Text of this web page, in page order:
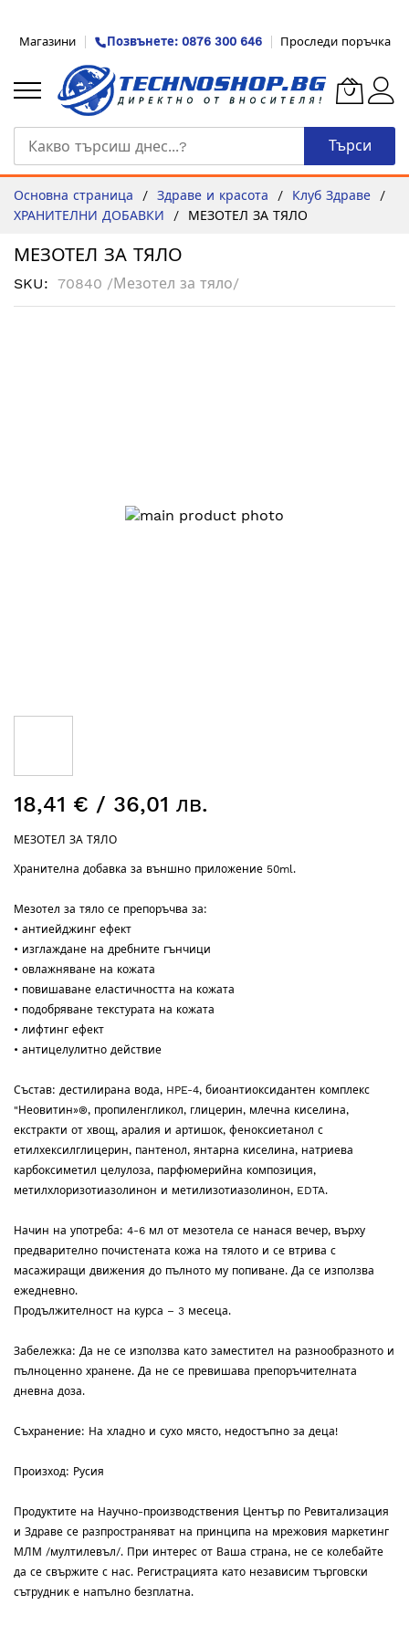
към
съдържанието
Магазини Позвънете: 0876 300 646 Проследи поръчка
Търси
Основна страница Здраве и красота
Клуб Здраве
ХРАНИТЕЛНИ ДОБАВКИ
МЕЗОТЕЛ ЗА ТЯЛО
МЕЗОТЕЛ ЗА ТЯЛО
SKU 70840 /Мезотел за тяло/
към
на
галерия
снимки
18,41 € / 36,01 лв.
МЕЗОТЕЛ ЗА ТЯЛО
Хранителна добавка за външно приложение 50ml.
Мезотел за тяло се препоръчва за:
• антиейджинг ефект
• изглаждане на дребните гънчици
• овлажняване на кожата
• повишаване еластичността на кожата
• подобряване текстурата на кожата
• лифтинг ефект
• антицелулитно действие
Състав: дестилирана вода, HPE-4, биоантиоксидантен комплекс
"Неовитин»®, пропиленгликол, глицерин, млечна киселина,
екстракти от хвощ, аралия и артишок, феноксиетанол с
етилхексилглицерин, пантенол, янтарна киселина, натриева
карбоксиметил целулоза, парфюмерийна композиция,
метилхлоризотиазолинон и метилизотиазолинон, EDTA.
Начин на употреба: 4-6 мл от мезотела се нанася вечер, върху
предварително почистената кожа на тялото и се втрива с
масажиращи движения до пълното му попиване. Да се използва
ежедневно.
Продължителност на курса – 3 месеца.
Забележка: Да не се използва като заместител на разнообразното и
пълноценно хранене. Да не се превишава препоръчителната
дневна доза.
Съхранение: На хладно и сухо място, недостъпно за деца!
Произход: Русия
Продуктите на Научно-производствения Център по Ревитализация
и Здраве се разпространяват на принципа на мрежовия маркетинг
МЛМ /мултилевъл/. При интерес от Ваша страна, не се колебайте
да се свържите с нас. Регистрацията като независим търговски
сътрудник е напълно безплатна.